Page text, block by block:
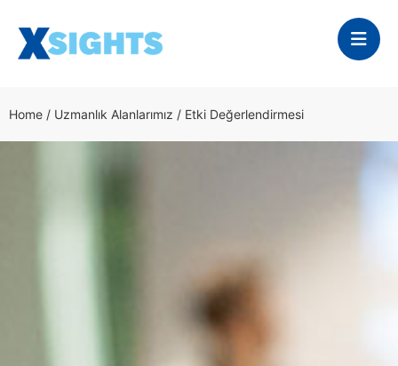
Home / Uzmanlık Alanlarımız / Etki Değerlendirmesi